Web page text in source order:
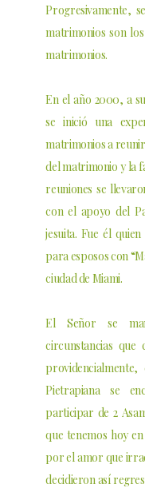
Progresivamente,
matrimonios son
matrimonios.
En el año 2000, a
se inició una
matrimonios a
del matrimonio y la
reuniones se
con el apoyo del
jesuita. Fue él
para esposos con
ciudad de Miami.
El Señor se
circunstancias
Pietrapiana se
participar de 2
que tenemos hoy
por el amor que
decidieron así